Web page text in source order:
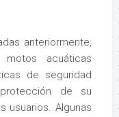
anteriormente,
acuáticas
de seguridad
de su
usuarios. Algunas